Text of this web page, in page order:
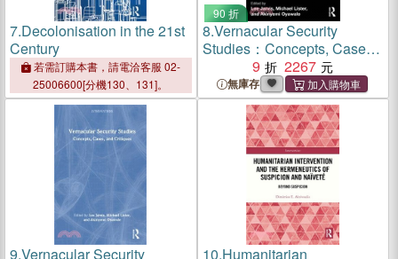
7.Decolonisation in the 21st
Century
若需訂購本書，請電洽客服 02-
25006600[分機130、131]。
90 折
8.Vernacular Security
Studies：Concepts, Cases
and Critiques
9 2267
無庫存
9.Vernacular Security
10.Humanitarian